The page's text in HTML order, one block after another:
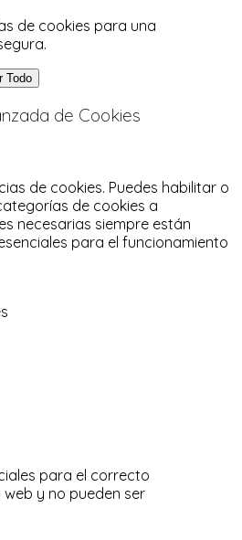
de cookies para una
Todo
de Cookies
de cookies. Puedes habilitar o
de cookies a
necesarias siempre están
para el funcionamiento
para el correcto
y no pueden ser